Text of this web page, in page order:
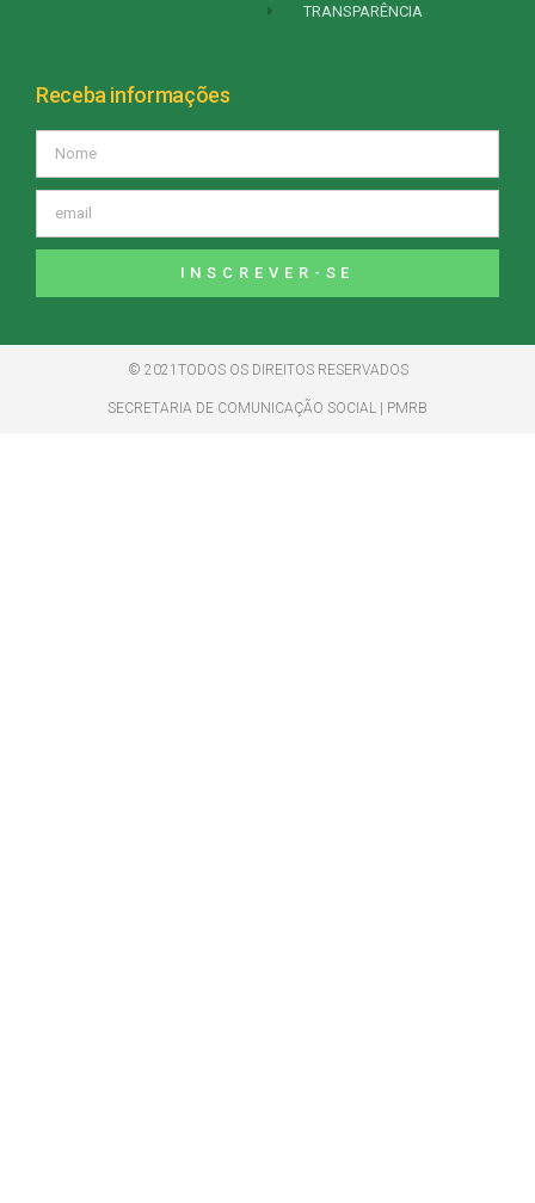
TRANSPARÊNCIA
Receba informações
INSCREVER-SE
© 2021TODOS OS DIREITOS RESERVADOS
SECRETARIA DE COMUNICAÇÃO SOCIAL | PMRB